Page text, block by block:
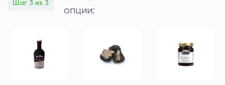
Шаг 3 из 3
опции: